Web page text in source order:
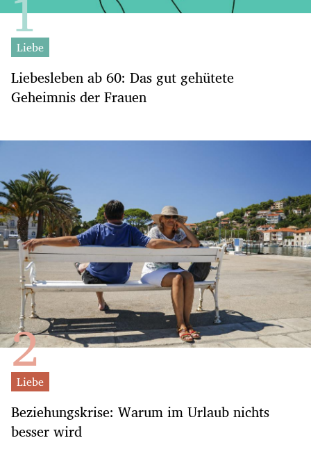
Liebe
Liebesleben ab 60: Das gut gehütete
Geheimnis der Frauen
Liebe
Beziehungskrise: Warum im Urlaub nichts
besser wird